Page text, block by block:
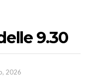
9.30
2026